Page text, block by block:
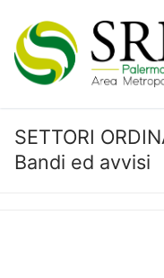
contenuto
SETTORI
Bandi ed avvisi